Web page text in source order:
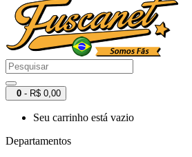
0 - R$ 0,00
Seu carrinho está vazio
Departamentos